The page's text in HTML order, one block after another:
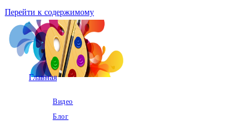
Перейти к содержимому
Главная
Видео
Блог